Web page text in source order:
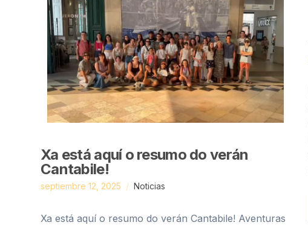
Xa está aquí o resumo do verán
Cantabile!
septiembre 12, 2025 Noticias
Xa está aquí o resumo do verán Cantabile! Aventuras